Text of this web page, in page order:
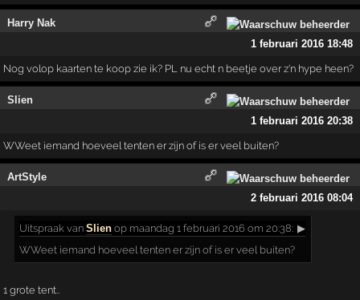
Harry Nak
1 februari 2016 18:48
Nog volop kaarten te koop zie ik? PL nu echt n beetje over z'n hype heen?
Slien
1 februari 2016 20:38
WWeet iemand hoeveel tenten er zijn of is er veel buiten?
ArtStyle
2 februari 2016 08:04
Uitspraak vanSlien op maandag 1 februari 2016 om 20:38: ▶
WWeet iemand hoeveel tenten er zijn of is er veel buiten?
1 grote tent..